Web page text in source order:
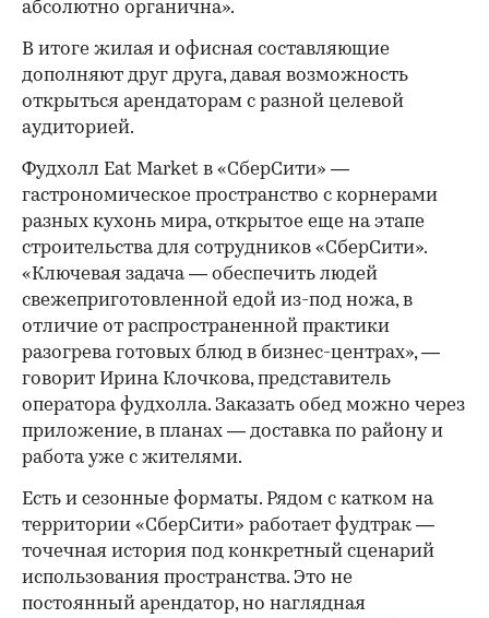
абсолютно органична».
В итоге жилая и офисная составляющие
дополняют друг друга, давая возможность
открыться арендаторам с разной целевой
аудиторией.
Фудхолл Eat Market в «СберСити» —
гастрономическое пространство с корнерами
разных кухонь мира, открытое еще на этапе
строительства для сотрудников «СберСити».
«Ключевая задача — обеспечить людей
свежеприготовленной едой из-под ножа, в
отличие от распространенной практики
разогрева готовых блюд в бизнес-центрах», —
говорит Ирина Клочкова, представитель
оператора фудхолла. Заказать обед можно через
приложение, в планах — доставка по району и
работа уже с жителями.
Есть и сезонные форматы. Рядом с катком на
территории «СберСити» работает фудтрак —
точечная история под конкретный сценарий
использования пространства. Это не
постоянный арендатор, но наглядная